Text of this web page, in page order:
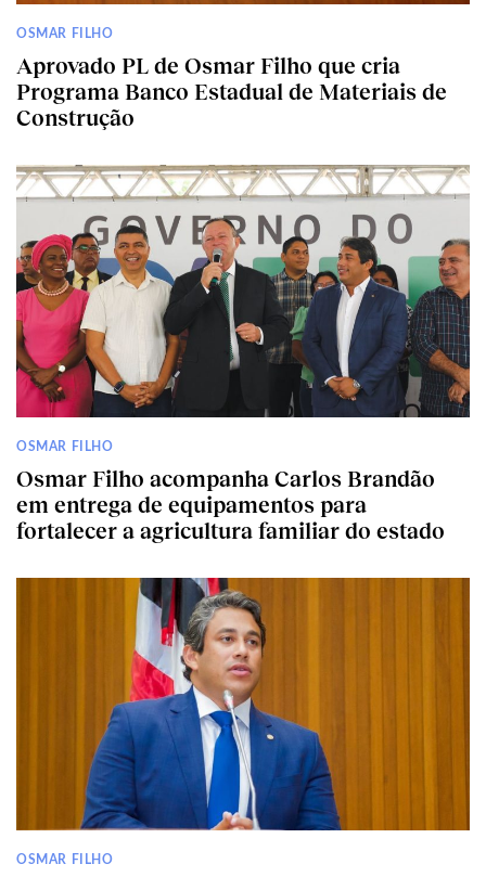
OSMAR FILHO
Aprovado PL de Osmar Filho que cria
Programa Banco Estadual de Materiais de
Construção
OSMAR FILHO
Osmar Filho acompanha Carlos Brandão
em entrega de equipamentos para
fortalecer a agricultura familiar do estado
OSMAR FILHO